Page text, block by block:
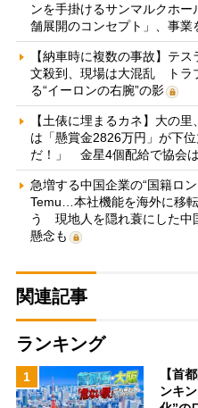
ンを手掛けるサンマルクホ
舗展開のコンセプト」、事業
【納車時に複数の事故】テ
文殺到、現場は大混乱 トラ
る“イーロンの右腕”の影
【土俵に埋まるカネ】大の
は「懸賞金2826万円」が下
だ！」 金星4個配給で協会
急増する中国企業の“国籍ロ
Temu…本社機能を海外に移
う 現地人を隠れ蓑にした中
懸念も
関連記事
ランキング
1
【首
ンキ